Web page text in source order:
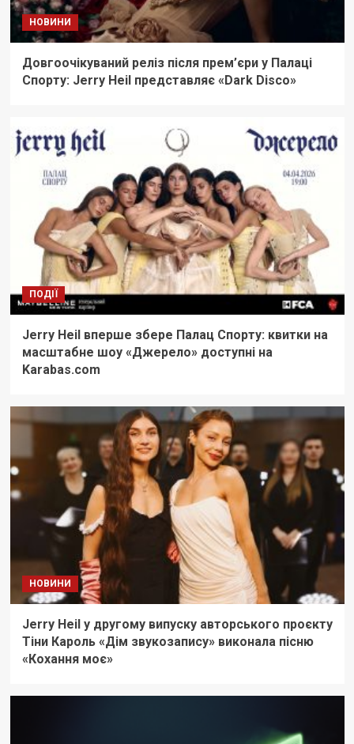
НОВИНИ
Довго­очікуваний реліз після прем’єри у Палаці
Спорту: Jerry Heil представляє «Dark Disco»
ПОДІЇ
Jerry Heil вперше збере Палац Спорту: квитки на
масштабне шоу «Джерело» доступні на
Karabas.com
НОВИНИ
Jerry Heil у другому випуску авторського проєкту
Тіни Кароль «Дім звукозапису» виконала пісню
«Кохання моє»